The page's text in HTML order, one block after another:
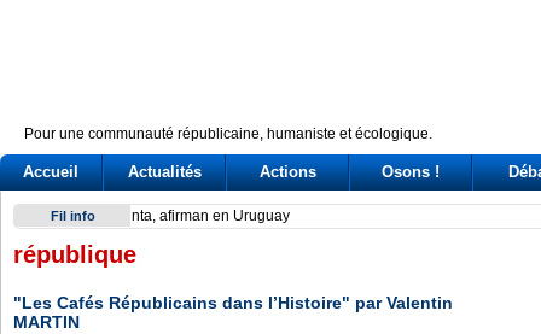
Pour une communauté républicaine, humaniste et écologique.
Accueil Actualités Actions Osons !
Fil info Have Tokyo and Seoul overcome their on-again, off-again
république
"Les Cafés Républicains dans l’Histoire" par Valentin
MARTIN